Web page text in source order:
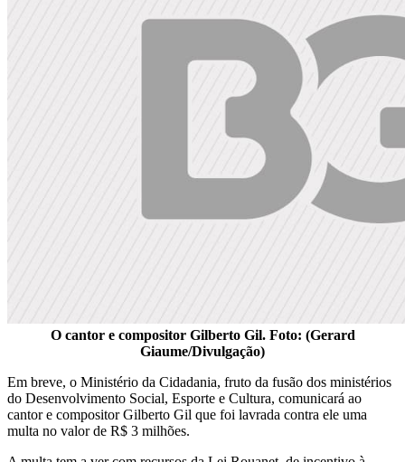
O cantor e compositor Gilberto Gil. Foto: (Gerard
Giaume/Divulgação)
Em breve, o Ministério da Cidadania, fruto da fusão dos ministérios
do Desenvolvimento Social, Esporte e Cultura, comunicará ao
cantor e compositor Gilberto Gil que foi lavrada contra ele uma
multa no valor de R$ 3 milhões.